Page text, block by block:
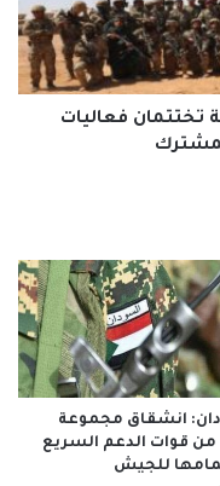
تختتمان فعاليات
انشقاق مجموعة
من قوات الدعم السريع
للجيش